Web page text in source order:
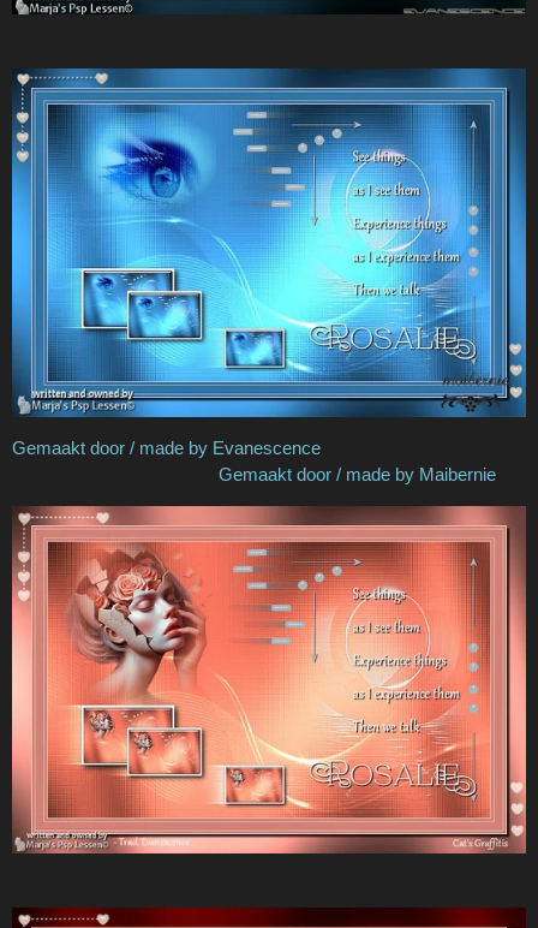
Gemaakt door / made by Evanescence
Gemaakt door / made by Maibernie